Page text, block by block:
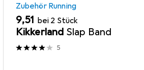
Zubehör Running
EUR
9,51 bei 2 Stück
Kikkerland Slap Band
5